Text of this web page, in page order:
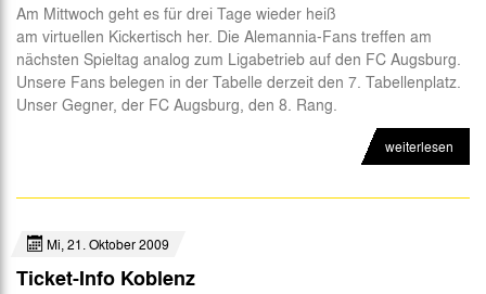
Am Mittwoch geht es für drei Tage wieder heiß
am virtuellen Kickertisch her. Die Alemannia-Fans treffen am
nächsten Spieltag analog zum Ligabetrieb auf den FC Augsburg.
Unsere Fans belegen in der Tabelle derzeit den 7. Tabellenplatz.
Unser Gegner, der FC Augsburg, den 8. Rang.
weiterlesen
Mi, 21. Oktober 2009
Ticket-Info Koblenz